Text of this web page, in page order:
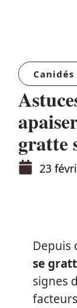
Canidés
gratte
23
Depuis
se
signes